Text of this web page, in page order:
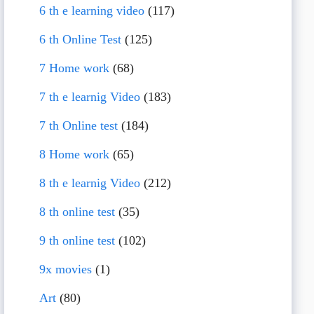
6 th e learning video (117)
6 th Online Test (125)
7 Home work (68)
7 th e learnig Video (183)
7 th Online test (184)
8 Home work (65)
8 th e learnig Video (212)
8 th online test (35)
9 th online test (102)
9x movies (1)
Art (80)